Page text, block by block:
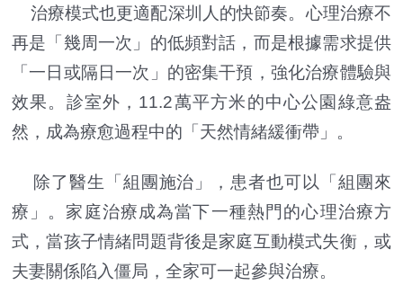
治療模式也更適配深圳人的快節奏。心理治療不
再是「幾周一次」的低頻對話，而是根據需求提供
「一日或隔日一次」的密集干預，強化治療體驗與
效果。診室外，11.2萬平方米的中心公園綠意盎
然，成為療愈過程中的「天然情緒緩衝帶」。
除了醫生「組團施治」，患者也可以「組團來
療」。家庭治療成為當下一種熱門的心理治療方
式，當孩子情緒問題背後是家庭互動模式失衡，或
夫妻關係陷入僵局，全家可一起參與治療。